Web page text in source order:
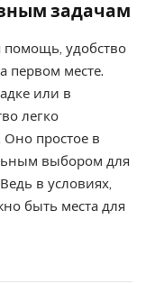
задачам
помощь, удобство
первом месте.
или в
легко
Оно простое в
выбором для
в условиях,
быть места для